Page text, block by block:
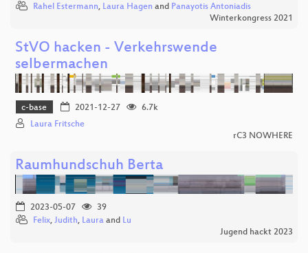
Rahel Estermann, Laura Hagen and Panayotis Antoniadis
Winterkongress 2021
StVO hacken - Verkehrswende
selbermachen
c-base 2021-12-27
6.7k
Laura Fritsche
rC3 NOWHERE
Raumhundschuh Berta
2023-05-07
39
Felix, Judith, Laura and Lu
Jugend hackt 2023